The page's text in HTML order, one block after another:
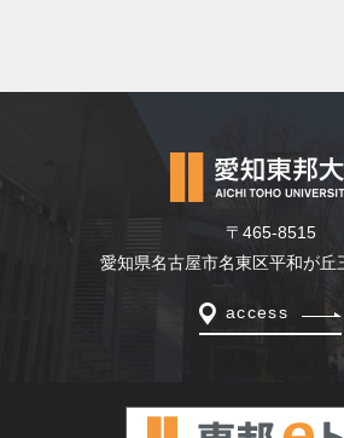
〒465-8515
愛知県名古屋市名東区平和が丘
access